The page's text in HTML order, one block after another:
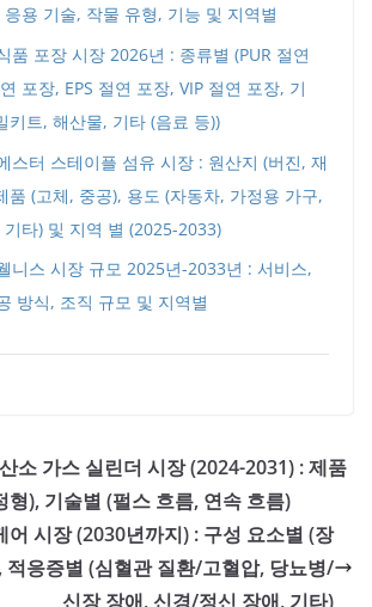
용 기술, 작물 유형, 기능 및 지역별
품 포장 시장 2026년 : 종류별 (PUR 절연
포장, EPS 절연 포장, VIP 절연 포장, 기
키트, 해산물, 기타 (음료 등))
스터 스테이플 섬유 시장 : 원산지 (버진, 재
품 (고체, 중공), 용도 (자동차, 가정용 가구,
타) 및 지역 별 (2025-2033)
니스 시장 규모 2025년-2033년 : 서비스,
방식, 조직 규모 및 지역별
소 가스 실린더 시장 (2024-2031) : 제품
형), 기술별 (펄스 흐름, 연속 흐름)
어 시장 (2030년까지) : 구성 요소별 (장
적응증별 (심혈관 질환/고혈압, 당뇨병/
신장 장애, 신경/정신 장애, 기타)